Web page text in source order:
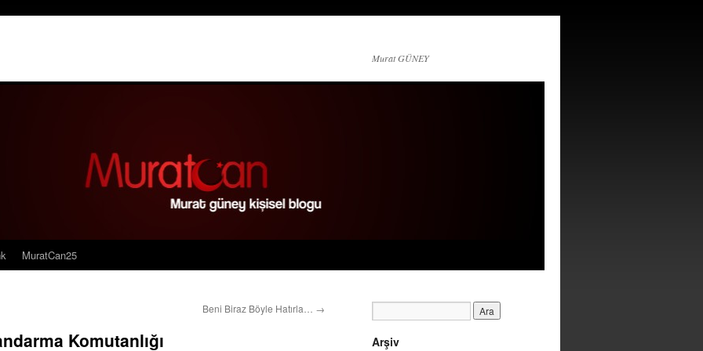
Murat GÜNEY
MuratCan25
Beni Biraz Böyle Hatırla… →
Komutanlığı Arşiv